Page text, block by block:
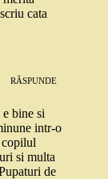
cata
RĂSPUNDE
bine si
intr-o
si multa
de